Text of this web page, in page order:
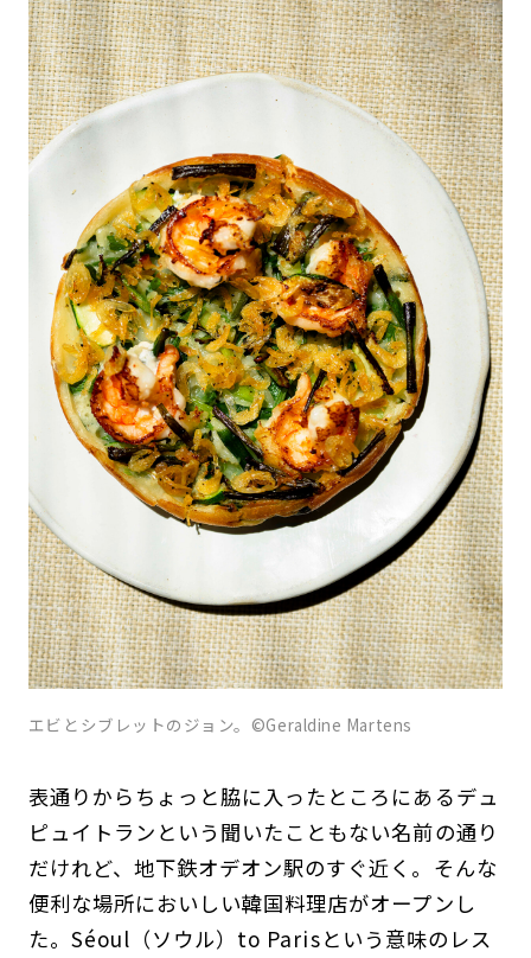
エビとシブレットのジョン。©Geraldine Martens
表通りからちょっと脇に入ったところにあるデュ
ピュイトランという聞いたこともない名前の通り
だけれど、地下鉄オデオン駅のすぐ近く。そんな
便利な場所においしい韓国料理店がオープンし
た。Séoul（ソウル）to Parisという意味のレス